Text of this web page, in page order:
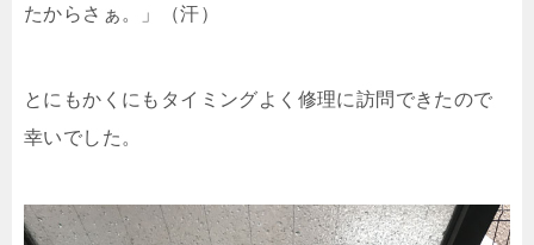
たからさぁ。」（汗）
とにもかくにもタイミングよく修理に訪問できたので
幸いでした。